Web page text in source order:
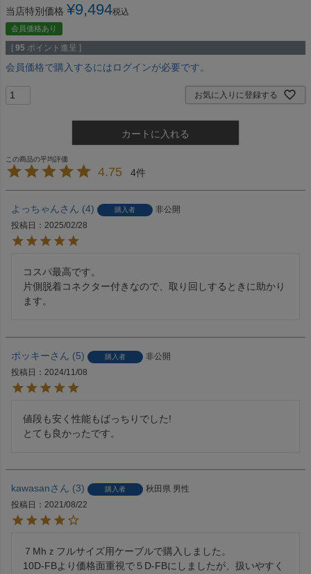
当店特別価格 ¥9,494税込
会員価格あり
[ 95 ポイント進呈 ]
会員価格で購入するにはログインが必要です。
お気に入りに登録する
カートに入れる
4.75 4
よっちゃん 4 購入者
非公開
投稿日
2025/02/28
コスパ最高です。
片側脱着コネクター付きなので、取り回しするときに助かり
ます。
ポッキー 5 購入者
非公開
投稿日
2024/11/08
値段も安く性能もばっちりでした!
とても良かったです。
kawasan 3 購入者 秋田県 男性
投稿日
2021/08/22
７Mhｚフルサイズ用ケーブルで購入しました。
10D-FBより価格面重視で５D-FBにしましたが、扱いやすく